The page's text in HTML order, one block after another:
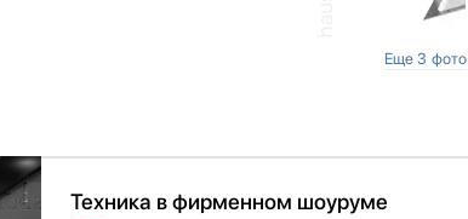
Еще 3 фото
Техника в фирменном шоуруме